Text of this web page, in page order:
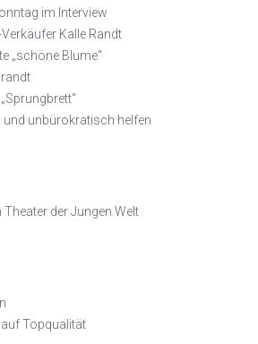
im Interview
Kalle Randt
„schöne Blume“
und unbürokratisch helfen
Theater der Jungen Welt
Topqualität